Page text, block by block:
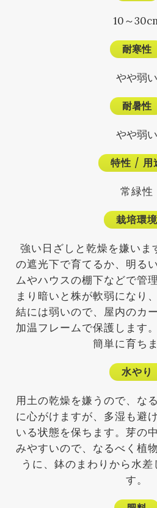
10～
耐寒性
やや弱い
耐暑性
やや弱い
特性/ 用
常緑性
栽培環境
強い日ざしと乾燥を嫌い
の遮光下で育てるか、明る
ムやハウスの棚下などで管
まり暗いと株が軟弱になり
結には弱いので、屋内のカ
加温フレームで保護します
簡単に育ちま
水やり
用土の乾燥を嫌うので、な
に心がけますが、多湿も避
いる状態を保ちます。芽の
みやすいので、なるべく植
うに、鉢のまわりから水
す。